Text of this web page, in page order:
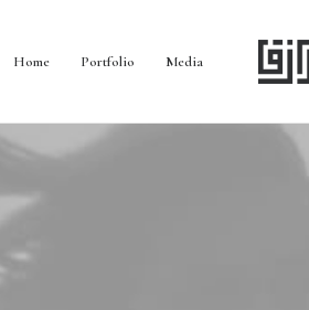
Home Portfolio Media